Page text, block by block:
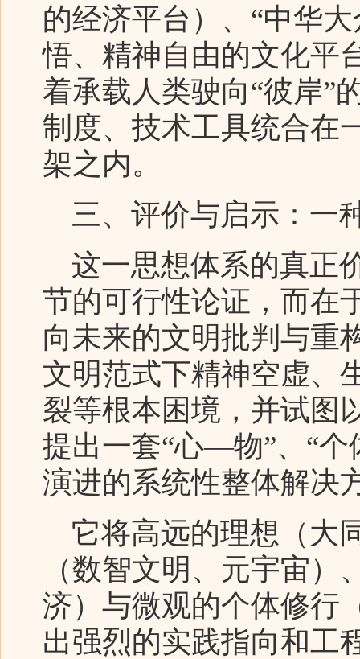
的经济平台）、“中华
悟、精神自由的文化平
着承载人类驶向“彼岸”
制度、技术工具统合在
架之内。
三、评价与启示：一
这一思想体系的真正
节的可行性论证，而在
向未来的文明批判与重
文明范式下精神空虚、
裂等根本困境，并试图
提出一套“心—物”、“
演进的系统性整体解决
它将高远的理想（大
（数智文明、元宇宙
济）与微观的个体修行
出强烈的实践指向和工